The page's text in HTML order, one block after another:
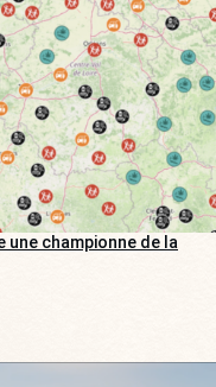
une championne de la